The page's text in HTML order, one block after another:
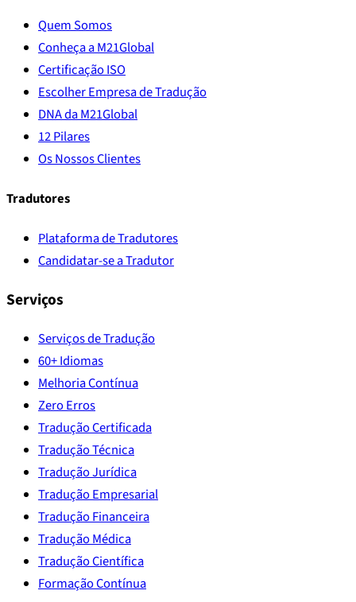
Quem Somos
Conheça a M21Global
Certificação ISO
Escolher Empresa de Tradução
DNA da M21Global
12 Pilares
Os Nossos Clientes
Tradutores
Plataforma de Tradutores
Candidatar-se a Tradutor
Serviços
Serviços de Tradução
60+ Idiomas
Melhoria Contínua
Zero Erros
Tradução Certificada
Tradução Técnica
Tradução Jurídica
Tradução Empresarial
Tradução Financeira
Tradução Médica
Tradução Científica
Formação Contínua